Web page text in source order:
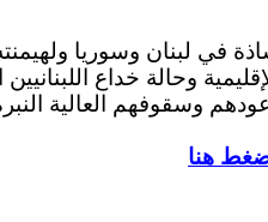
في لبنان وسوريا
وحالة خداع
وسقوفهم العالية
هنا